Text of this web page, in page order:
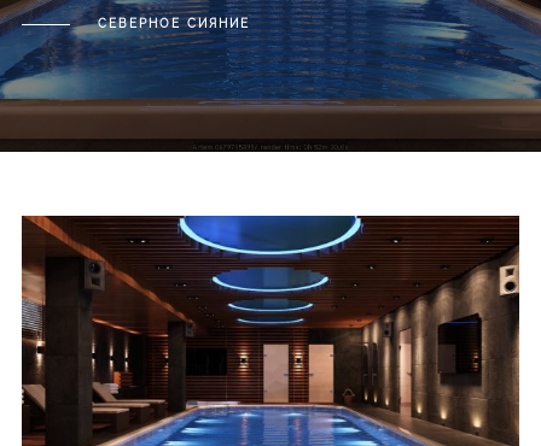
СЕВЕРНОЕ СИЯНИЕ
Отправить